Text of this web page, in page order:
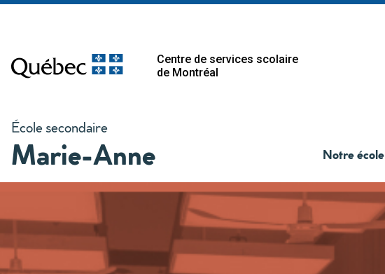
Centre de services scolaire
de Montréal
École secondaire
Marie-Anne Notre école